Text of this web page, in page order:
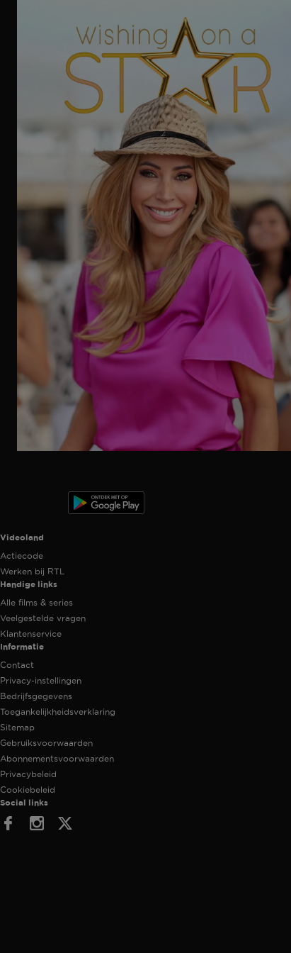
Videoland useful links.
Videoland
Actiecode
Werken bij RTL
Handige links
Alle films & series
Veelgestelde vragen
Klantenservice
Informatie
Contact
Privacy-instellingen
Bedrijfsgegevens
Toegankelijkheidsverklaring
Sitemap
Gebruiksvoorwaarden
Abonnementsvoorwaarden
Privacybeleid
Cookiebeleid
Social links
FacebookInstagram